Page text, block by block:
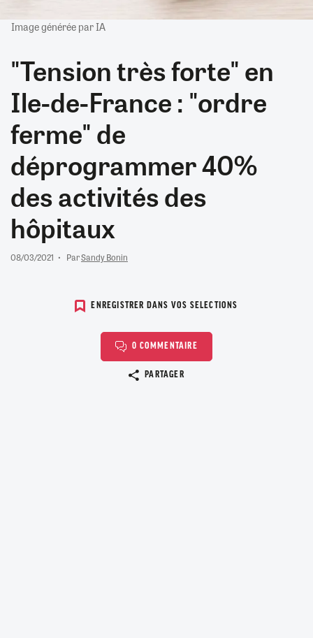
Image générée par IA
"Tension très forte" en
Ile-de-France : "ordre
ferme" de
déprogrammer 40%
des activités des
hôpitaux
08/03/2021 ParSandy Bonin
ENREGISTRER DANS VOS SELECTIONS
0 COMMENTAIRE
PARTAGER